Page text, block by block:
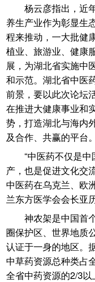
杨云彦指出，近
养生产业作为彰显生
程来推动，一大批健
植业、旅游业、健康
展，为湖北省实施中
和示范。湖北省中医
前景，要以此次论坛
在推进大健康事业和
势，打造湖北与海内
及合作、共赢的平台。
“中医药不仅是
产，也是促进文化交
中医药在乌克兰、欧
兰东方医学会会长亚
神农架是中国首
圈保护区、世界地质
认证于一身的地区。
中草药资源总种类占
全省中药资源的2/3以